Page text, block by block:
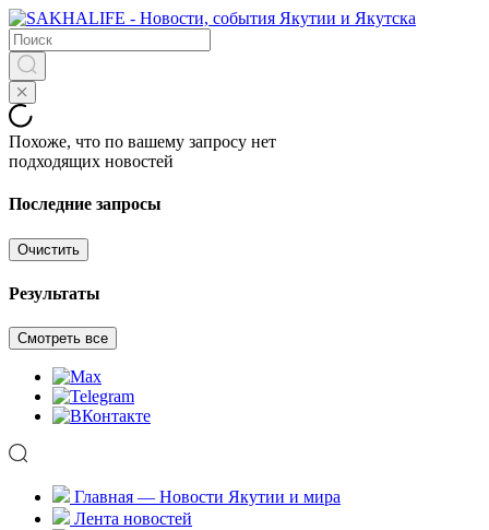
Похоже, что по вашему запросу нет
подходящих новостей
Последние запросы
Очистить
Результаты
Смотреть все
Главная — Новости Якутии и мира
Лента новостей